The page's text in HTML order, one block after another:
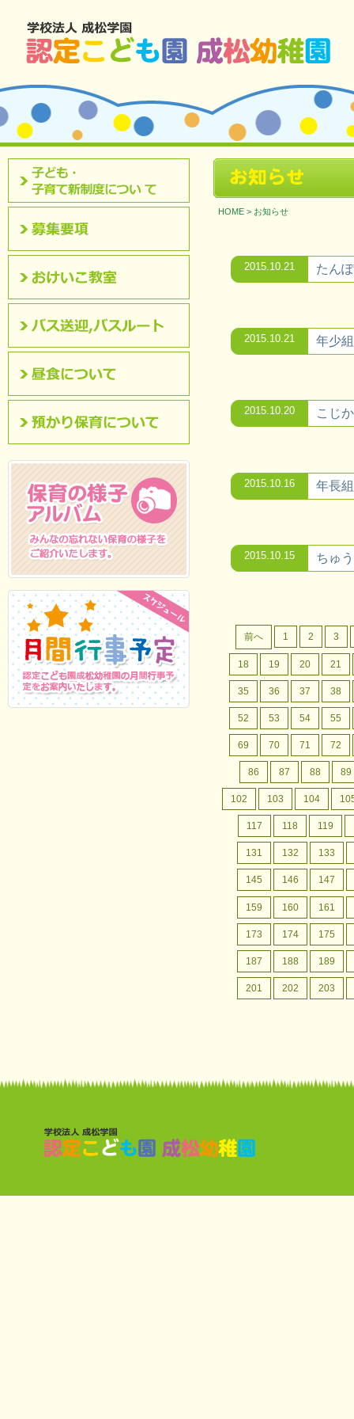
HOME> お知らせ
2015.10.21 たん
2015.10.21 年少
2015.10.20 こじ
2015.10.16 年長
2015.10.15 ちゅ
前へ 1 2 3
18 19 20 21
35 36 37 38
52 53 54 55
69 70 71 72
86 87 88 89
102 103 104
117 118 119
131 132 133
145 146 147
159 160 161
173 174 175
187 188 189
201 202 203
認定こども園について
募集要項
おけいこ教室
バス送迎,バスルート
昼食について
育の様子をご紹介いたします。